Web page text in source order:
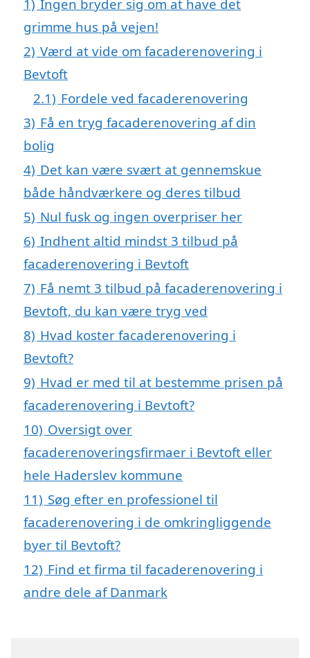
1) Ingen bryder sig om at have det
grimme hus på vejen!
2) Værd at vide om facaderenovering i
Bevtoft
2.1) Fordele ved facaderenovering
3) Få en tryg facaderenovering af din
bolig
4) Det kan være svært at gennemskue
både håndværkere og deres tilbud
5) Nul fusk og ingen overpriser her
6) Indhent altid mindst 3 tilbud på
facaderenovering i Bevtoft
7) Få nemt 3 tilbud på facaderenovering i
Bevtoft, du kan være tryg ved
8) Hvad koster facaderenovering i
Bevtoft?
9) Hvad er med til at bestemme prisen på
facaderenovering i Bevtoft?
10) Oversigt over
facaderenoveringsfirmaer i Bevtoft eller
hele Haderslev kommune
11) Søg efter en professionel til
facaderenovering i de omkringliggende
byer til Bevtoft?
12) Find et firma til facaderenovering i
andre dele af Danmark